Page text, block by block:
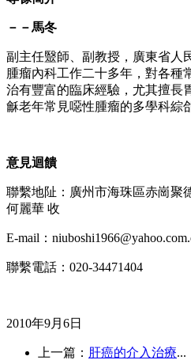
－－馬冬
副主任毉師、副教授，廣東省人
腫瘤內科工作二十多年，對各種
治有豐富的臨床經驗，尤其擅長
龢老年常見噁性腫瘤的多學科綜
意見迴饋
聯繫地阯：廣州市海珠區赤崗聚
何麗華 收
E-mail：
聯繫電話：020-34471404
2010年9月6日
上一篇： 肝癌的介入治療...